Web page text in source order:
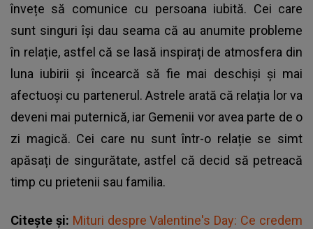
învețe să comunice cu persoana iubită. Cei care
sunt singuri își dau seama că au anumite probleme
în relație, astfel că se lasă inspirați de atmosfera din
luna iubirii și încearcă să fie mai deschiși și mai
afectuoși cu partenerul. Astrele arată că relația lor va
deveni mai puternică, iar Gemenii vor avea parte de o
zi magică. Cei care nu sunt într-o relație se simt
apăsați de singurătate, astfel că decid să petreacă
timp cu prietenii sau familia.
Citește și: Mituri despre Valentine's Day: Ce credem